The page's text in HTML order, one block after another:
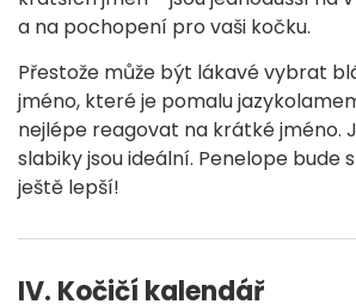
a na pochopení pro vaši kočku.
Přestože může být lákavé vybrat
jméno, které je pomalu
nejlépe reagovat na krátké jméno.
slabiky jsou ideální. Penelope bude
ještě lepší!
IV. Kočičí kalendář